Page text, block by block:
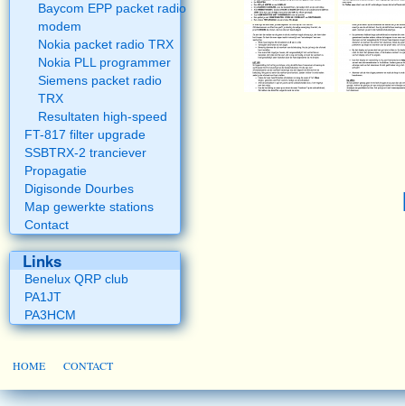
Baycom EPP packet radio
modem
Nokia packet radio TRX
Nokia PLL programmer
Siemens packet radio
TRX
Resultaten high-speed
FT-817 filter upgrade
SSBTRX-2 tranciever
Propagatie
Digisonde Dourbes
Map gewerkte stations
Contact
Links
Benelux QRP club
PA1JT
PA3HCM
HOME CONTACT